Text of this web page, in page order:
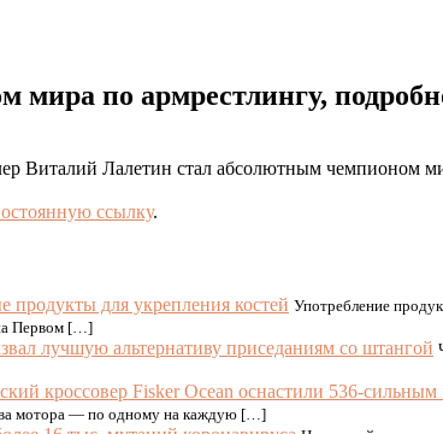
по армрестлингу,
Виталий Лалетин стал абсолютным чемпионом
ссылку.
продукты для укрепления костей Употребление
Первом […]
лучшую альтернативу приседаниям со штангой
кроссовер Fisker Ocean оснастили 536-
мотора — по одному на каждую […]